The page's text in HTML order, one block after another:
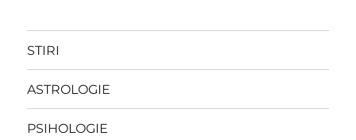
STIRI
ASTROLOGIE
PSIHOLOGIE